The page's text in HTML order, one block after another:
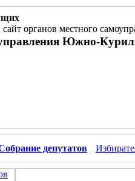
органов местного
Южно-
депутатов